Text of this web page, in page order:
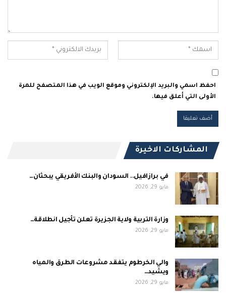
احفظ اسمي والبريد الإلكتروني وموقع الويب في هذا المتصفح للمرة
الأولى التي أعلق فيها.
المشاركات الاخيرة
في برازافيل.. السودان والبنك الأفريقي يبحثان…
مايو 29, 2026
وزارة التربية ولاية الجزيرة تعلن تأجيل انطلاقة…
مايو 29, 2026
والي الخرطوم يتفقد مشروعات الطرق والمياه
ويشيد…
مايو 29, 2026